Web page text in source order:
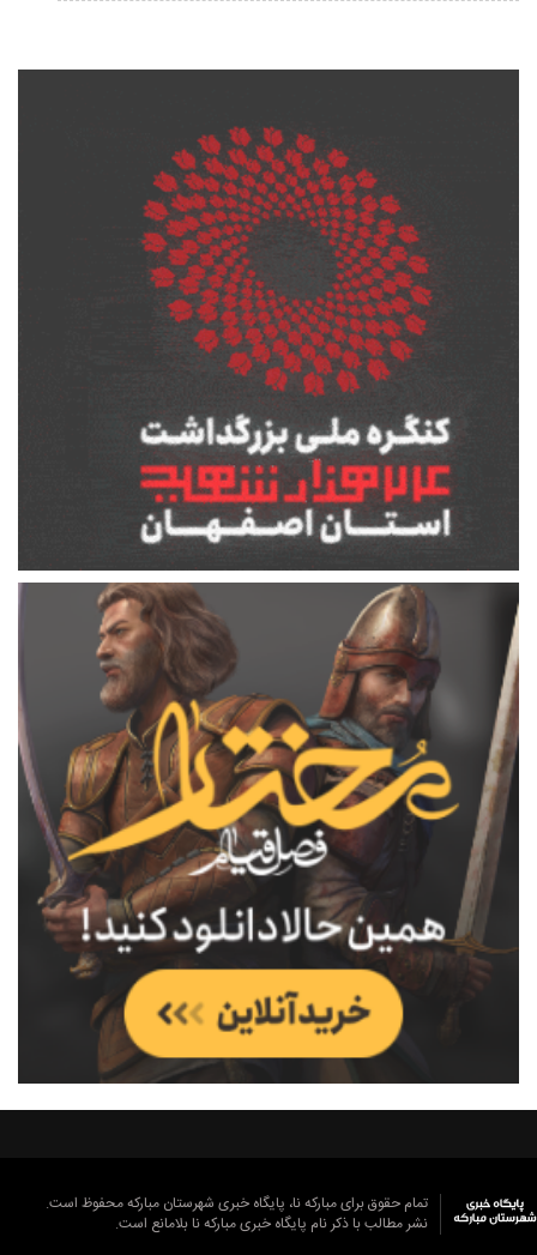
تمام حقوق برای مبارکه نا، پایگاه خبری شهرستان مبارکه محفوظ است.
نشر مطالب با ذکر نام پایگاه خبری مبارکه نا بلامانع است.